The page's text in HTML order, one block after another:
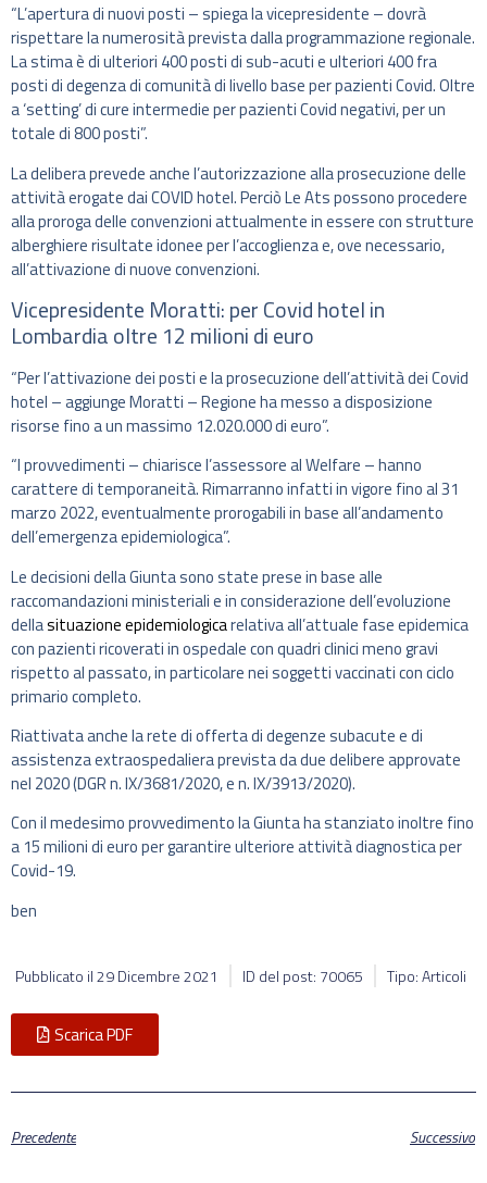
“L’apertura di nuovi posti – spiega la vicepresidente – dovrà
rispettare la numerosità prevista dalla programmazione regionale.
La stima è di ulteriori 400 posti di sub-acuti e ulteriori 400 fra
posti di degenza di comunità di livello base per pazienti Covid. Oltre
a ‘setting’ di cure intermedie per pazienti Covid negativi, per un
totale di 800 posti”.
La delibera prevede anche l’autorizzazione alla prosecuzione delle
attività erogate dai COVID hotel. Perciò Le Ats possono procedere
alla proroga delle convenzioni attualmente in essere con strutture
alberghiere risultate idonee per l’accoglienza e, ove necessario,
all’attivazione di nuove convenzioni.
Vicepresidente Moratti: per Covid hotel in
Lombardia oltre 12 milioni di euro
“Per l’attivazione dei posti e la prosecuzione dell’attività dei Covid
hotel – aggiunge Moratti – Regione ha messo a disposizione
risorse fino a un massimo 12.020.000 di euro”.
“I provvedimenti – chiarisce l’assessore al Welfare – hanno
carattere di temporaneità. Rimarranno infatti in vigore fino al 31
marzo 2022, eventualmente prorogabili in base all’andamento
dell’emergenza epidemiologica”.
Le decisioni della Giunta sono state prese in base alle
raccomandazioni ministeriali e in considerazione dell’evoluzione
dellasituazione epidemiologicarelativa all’attuale fase epidemica
con pazienti ricoverati in ospedale con quadri clinici meno gravi
rispetto al passato, in particolare nei soggetti vaccinati con ciclo
primario completo.
Riattivata anche la rete di offerta di degenze subacute e di
assistenza extraospedaliera prevista da due delibere approvate
nel 2020 (DGR n. IX/3681/2020, e n. IX/3913/2020).
Con il medesimo provvedimento la Giunta ha stanziato inoltre fino
a 15 milioni di euro per garantire ulteriore attività diagnostica per
Covid-19.
ben
Pubblicato il29 Dicembre 2021 ID del post: 70065 Tipo: Articoli
Scarica PDF
Precedente Successivo